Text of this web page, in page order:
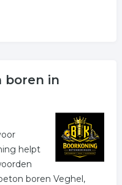
boren in
helpt
boren Veghel,